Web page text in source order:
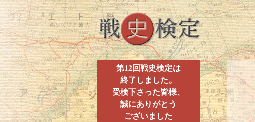
第12回戦史検定は
終了しました。
受検下さった皆様、
誠にありがとう
ございました